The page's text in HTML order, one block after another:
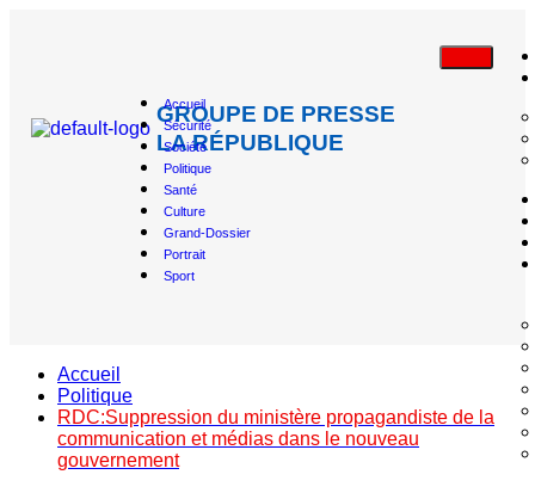
GROUPE DE PRESSE
LA RÉPUBLIQUE
Accueil
Sécurité
Société
Politique
Santé
Culture
Grand-Dossier
Portrait
Sport
Accueil
Politique
RDC:Suppression du ministère propagandiste de la
communication et médias dans le nouveau
gouvernement